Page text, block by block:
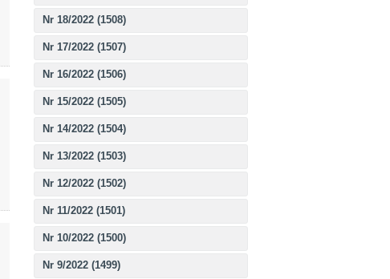
Nr 18/2022 (1508)
Nr 17/2022 (1507)
Nr 16/2022 (1506)
Nr 15/2022 (1505)
Nr 14/2022 (1504)
Nr 13/2022 (1503)
Nr 12/2022 (1502)
Nr 11/2022 (1501)
Nr 10/2022 (1500)
Nr 9/2022 (1499)